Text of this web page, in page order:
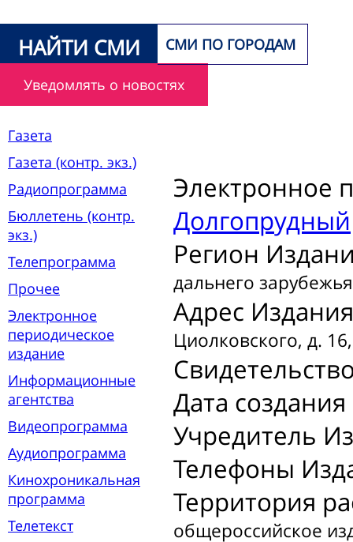
НАЙТИ СМИ СМИ ПО ГОРОДАМ
Уведомлять о новостях
Газета
Газета (контр. экз.)
Радиопрограмма
Бюллетень (контр.
экз.)
Телепрограмма
Прочее
Электронное
периодическое
издание
Информационные
агентства
Видеопрограмма
Аудиопрограмма
Кинохроникальная
программа
Телетекст
Электронное
Долгопрудный
Регион
дальнего зарубежья
Адрес
Циолковского, д.
Дата
Учредитель
Телефоны
Территория
общероссийское